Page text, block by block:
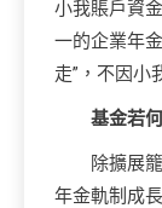
小我賬戶資
一的企業年
走”，不因小
基金若
除擴展
年金軌制成